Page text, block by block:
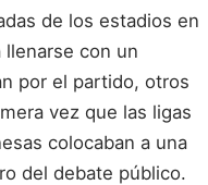
de los estadios en
llenarse con un
por el partido, otros
vez que las ligas
colocaban a una
del debate público.